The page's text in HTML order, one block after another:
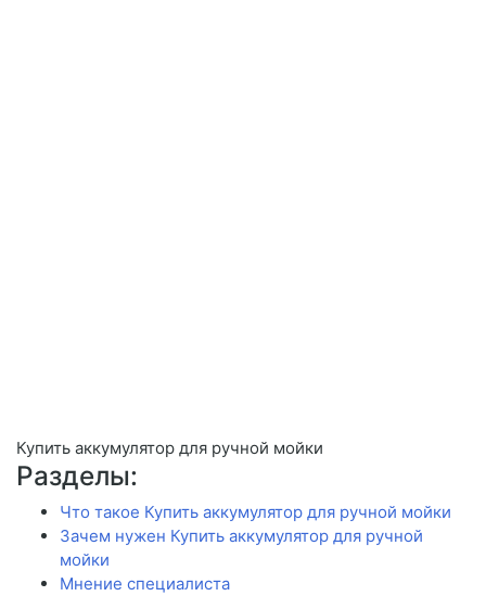
Купить аккумулятор для ручной мойки
Разделы:
Что такое Купить аккумулятор для ручной мойки
Зачем нужен Купить аккумулятор для ручной
мойки
Мнение специалиста